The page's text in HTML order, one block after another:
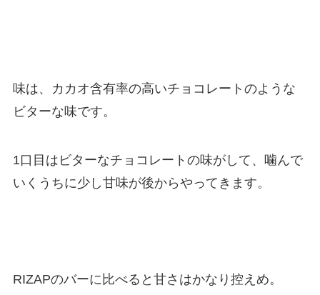
味は、カカオ含有率の高いチョコレートのような
ビターな味です。
1口目はビターなチョコレートの味がして、噛んで
いくうちに少し甘味が後からやってきます。
RIZAPのバーに比べると甘さはかなり控えめ。